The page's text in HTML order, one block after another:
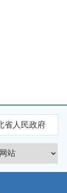
省人民政府